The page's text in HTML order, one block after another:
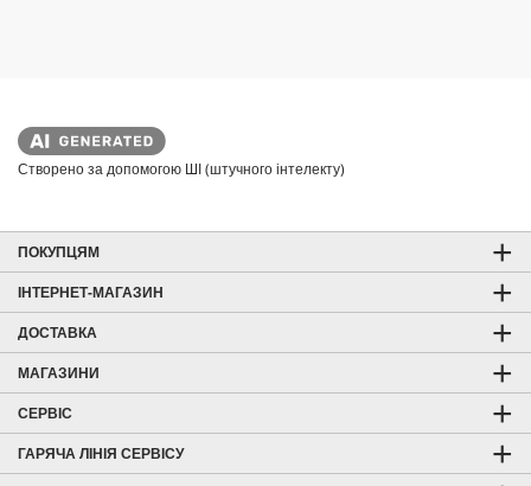
c
e
Створено за допомогою ШІ (штучного інтелекту)
ПОКУПЦЯМ
ІНТЕРНЕТ-МАГАЗИН
ДОСТАВКА
МАГАЗИНИ
СЕРВІС
ГАРЯЧА ЛІНІЯ СЕРВІСУ